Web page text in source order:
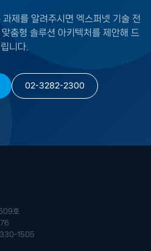
제를 알려주시면 엑스퍼넷 기술 전
춤형 솔루션 아키텍처를 제안해 드
립니다.
02-3282-2300
호
1505